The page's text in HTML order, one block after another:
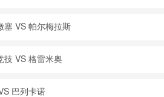
塞 VS 帕尔梅拉斯
技 VS 格雷米奥
巴列卡诺